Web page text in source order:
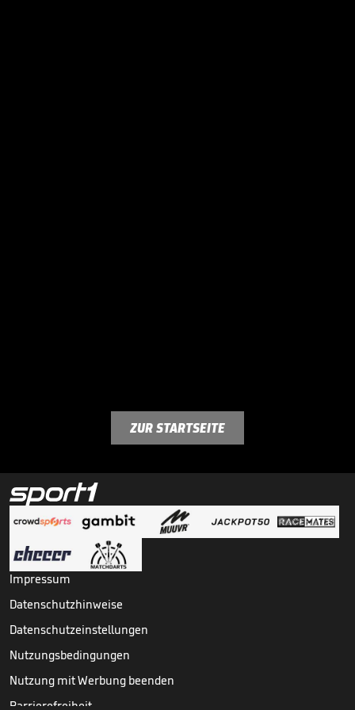
ZUR STARTSEITE
Impressum
Datenschutzhinweise
Datenschutzeinstellungen
Nutzungsbedingungen
Nutzung mit Werbung beenden
Barrierefreiheit